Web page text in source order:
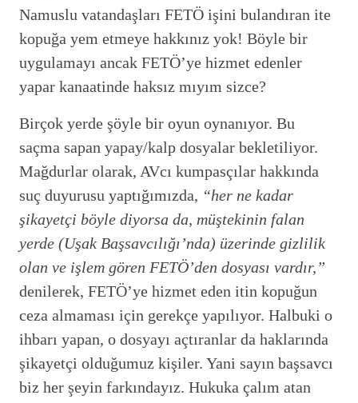
Namuslu vatandaşları FETÖ işini bulandıran ite
kopuğa yem etmeye hakkınız yok! Böyle bir
uygulamayı ancak FETÖ’ye hizmet edenler
yapar kanaatinde haksız mıyım sizce?
Birçok yerde şöyle bir oyun oynanıyor. Bu
saçma sapan yapay/kalp dosyalar bekletiliyor.
Mağdurlar olarak, AVcı kumpasçılar hakkında
suç duyurusu yaptığımızda, “her ne kadar
şikayetçi böyle diyorsa da, müştekinin falan
yerde (Uşak Başsavcılığı’nda) üzerinde gizlilik
olan ve işlem gören FETÖ’den dosyası vardır,”
denilerek, FETÖ’ye hizmet eden itin kopuğun
ceza almaması için gerekçe yapılıyor. Halbuki o
ihbarı yapan, o dosyayı açtıranlar da haklarında
şikayetçi olduğumuz kişiler. Yani sayın başsavcı
biz her şeyin farkındayız. Hukuka çalım atan